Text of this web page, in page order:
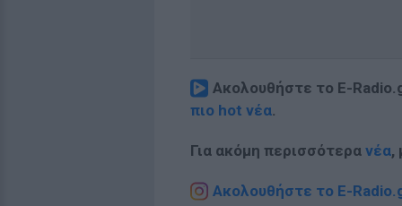
Ακολουθήστε το E-
πιο hot νέα.
Για ακόμη περισσότερα νέα,
Ακολουθήστε το E-